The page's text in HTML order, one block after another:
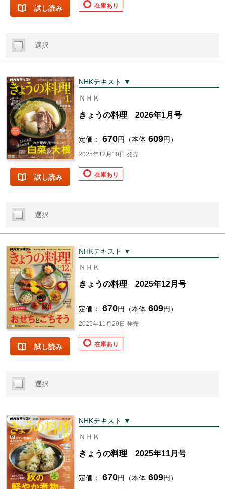
試し読み 在庫あり
選択
試し読み
NHKテキスト ▼
ＮＨＫ
きょうの料理 2026年1月号
定価： 670円（本体 609円）
2025年12月19日 発売
在庫あり
選択
試し読み
NHKテキスト ▼
ＮＨＫ
きょうの料理 2025年12月号
定価： 670円（本体 609円）
2025年11月20日 発売
在庫あり
選択
NHKテキスト ▼
ＮＨＫ
きょうの料理 2025年11月号
定価： 670円（本体 609円）